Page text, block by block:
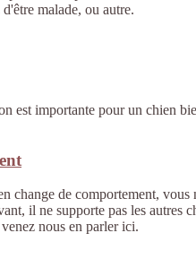
d'être malade, ou autre.
est importante pour un chien
change de comportement, vous
il ne supporte pas les autres
nous en parler ici.